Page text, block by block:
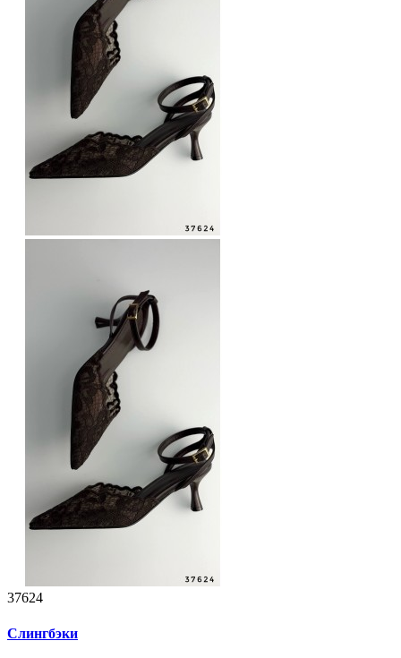
37624
Слингбэки